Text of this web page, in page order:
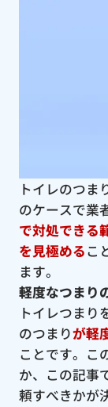
トイレのつま
のケースで業
で対処できる
を見極めるこ
ます。
軽度なつまり
トイレつまり
のつまりが軽
ことです。こ
か、この記事
頼すべきかが